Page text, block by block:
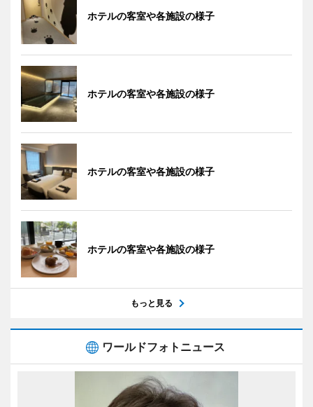
ホテルの客室や各施設の様子
ホテルの客室や各施設の様子
ホテルの客室や各施設の様子
ホテルの客室や各施設の様子
もっと見る
ワールドフォトニュース